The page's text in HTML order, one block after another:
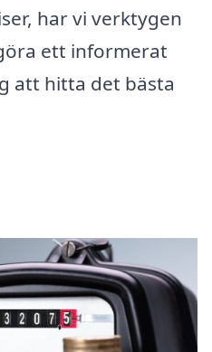
har vi verktygen
ett informerat
att hitta det bästa